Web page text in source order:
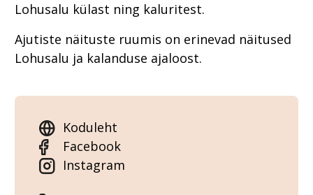
Lohusalu külast ning kaluritest.
Ajutiste näituste ruumis on erinevad näitused
Lohusalu ja kalanduse ajaloost.
Koduleht
Facebook
Instagram